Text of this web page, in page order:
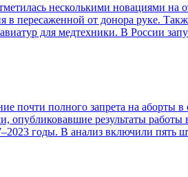
несколькими новациями на
в пересаженной от донора руке.
для медтехники. В России
почти полного запрета на аборты
опубликовавшие результаты
годы. В анализ включили пять